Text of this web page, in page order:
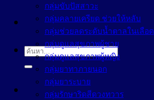
ค้นหา:
กลุ่มขับปัสสาวะ
กลุ่มคลายเครียด ช่วยให้หลับ
กลุ่มช่วยลดระดับน้ำตาลในเลือด
กลุ่มดูแลสุขภาพผู้ชาย
กลุ่มดูแลสุขภาพผู้หญิง
กลุ่มยาทาภายนอก
กลุ่มยาระบาย
กลุ่มรักษาริดสีดวงทวาร